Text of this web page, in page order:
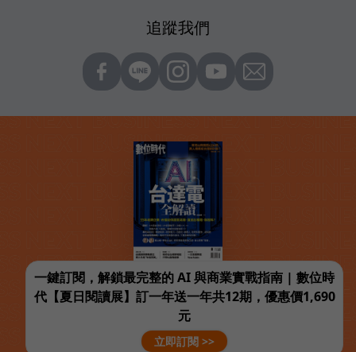
追蹤我們
一鍵訂閱，解鎖最完整的 AI 與商業實戰指南 | 數位時
代【夏日閱讀展】訂一年送一年共12期，優惠價1,690
元
立即訂閱 >>